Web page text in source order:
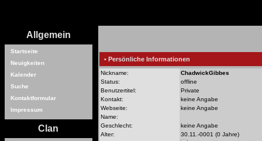
Allgemein
Startseite
Neuigkeiten
Kalender
Suche
Kontaktformular
Impressum
Clan
• Persönliche Informationen
Nickname:
ChadwickGibbes
Status:
offline
Benutzertitel:
Private
Kontakt:
keine Angabe
Webseite:
keine Angabe
Name:
Geschlecht:
keine Angabe
Alter:
30.11.-0001 (0 Jahre)